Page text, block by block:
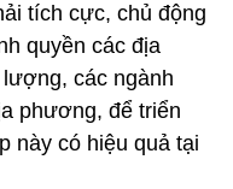
tích cực, chủ động
quyền các địa
các ngành
phương, để triển
này có hiệu quả tại